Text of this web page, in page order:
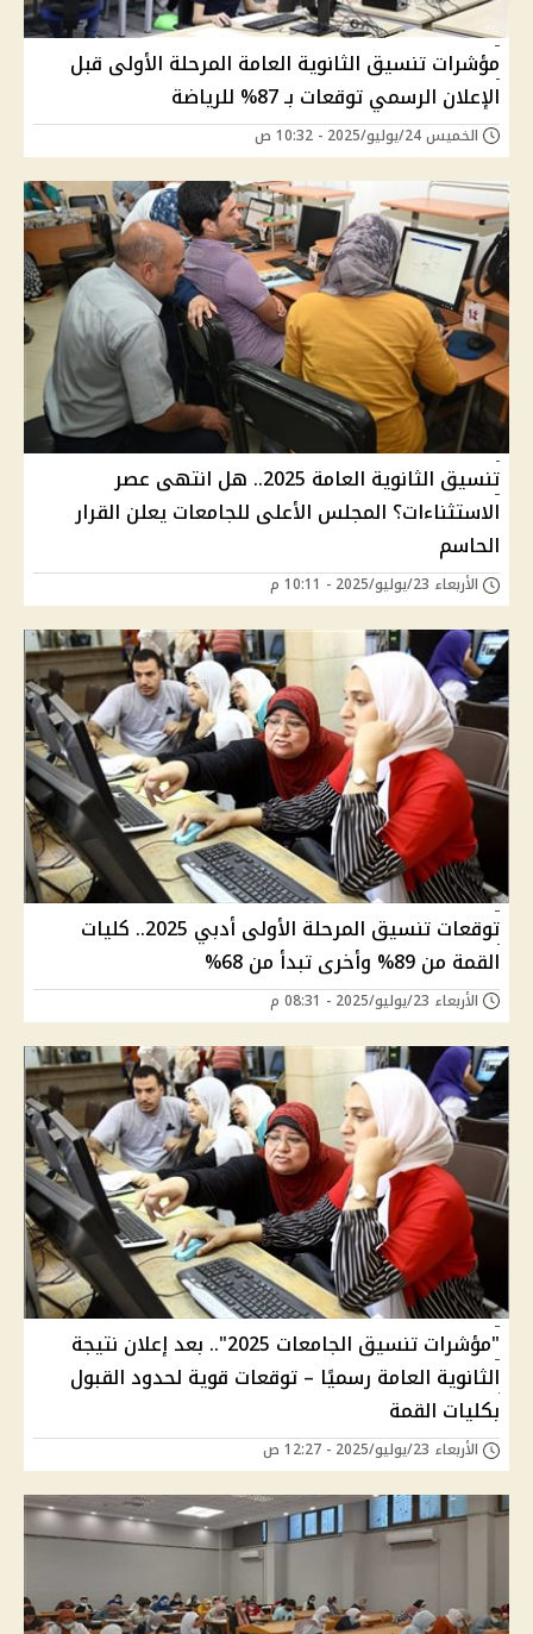
مؤشرات تنسيق الثانوية العامة المرحلة الأولى قبل
الإعلان الرسمي توقعات بـ 87% للرياضة
الخميس 24/يوليو/2025 - 10:32 ص
تنسيق الثانوية العامة 2025.. هل انتهى عصر
الاستثناءات؟ المجلس الأعلى للجامعات يعلن القرار
الحاسم
الأربعاء 23/يوليو/2025 - 10:11 م
توقعات تنسيق المرحلة الأولى أدبي 2025.. كليات
القمة من 89% وأخرى تبدأ من 68%
الأربعاء 23/يوليو/2025 - 08:31 م
"مؤشرات تنسيق الجامعات 2025".. بعد إعلان نتيجة
الثانوية العامة رسميًا – توقعات قوية لحدود القبول
بكليات القمة
الأربعاء 23/يوليو/2025 - 12:27 ص